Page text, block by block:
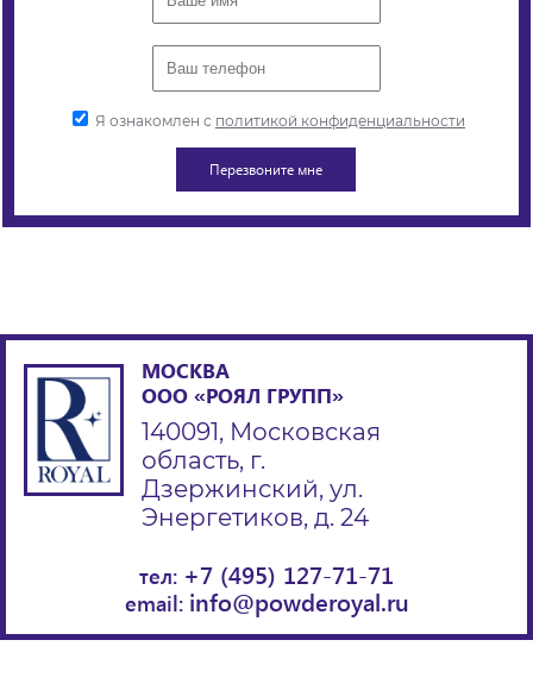
Я ознакомлен с политикой конфиденциальности
МОСКВА
ООО «РОЯЛ ГРУПП»
140091, Московская
область, г.
Дзержинский, ул.
Энергетиков, д. 24
тел: +7 (495) 127-71-71
email: info@powderoyal.ru